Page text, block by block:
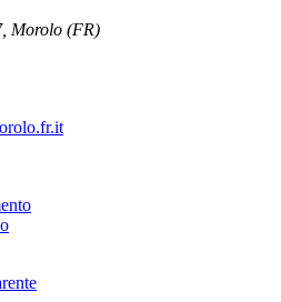
Morolo (FR)